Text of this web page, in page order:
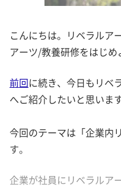
こんにちは。リベラルア
アーツ/教養研修をはじめ
前回に続き、今日もリベ
へご紹介したいと思います
今回のテーマは「企業内
す。
企業が社員にリベラルア